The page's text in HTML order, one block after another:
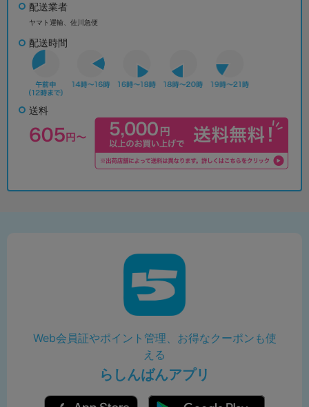
配送業者
ヤマト運輸、佐川急便
配送時間
送料
Web会員証やポイント管理、お得なクーポンも使
える
らしんばんアプリ